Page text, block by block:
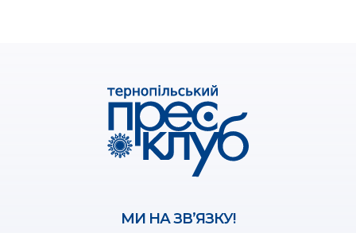
МИ НА ЗВ’ЯЗКУ!